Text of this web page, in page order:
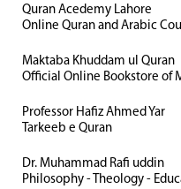
Quran Acedemy Lahore
Online Quran and Arabic
Maktaba Khuddam ul Quran
Official Online Bookstore of
Professor Hafiz Ahmed Yar
Tarkeeb e Quran
Dr. Muhammad Rafi uddin
Philosophy - Theology -